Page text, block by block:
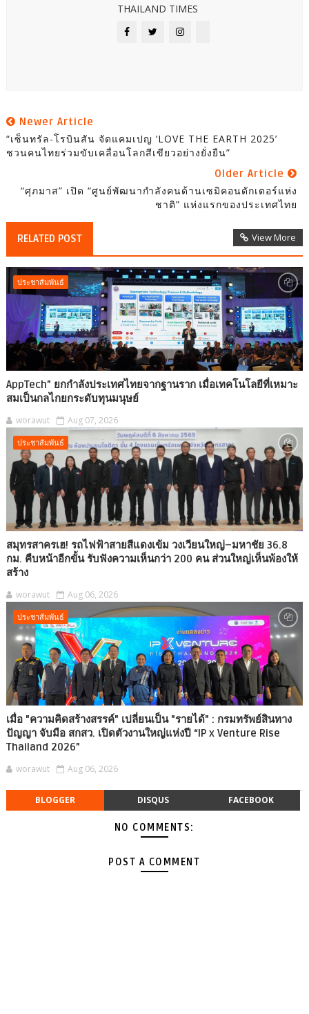
THAILAND TIMES
Newer Article
“เซ็นทรัล-โรบินสัน จัดแคมเปญ ‘LOVE THE EARTH 2025’
ชวนคนไทยร่วมขับเคลื่อนโลกสีเขียวอย่างยั่งยืน”
Older Article
“ศุภมาส” เปิด “ศูนย์พัฒนากำลังคนด้านเซมิคอนดักเตอร์แห่ง
ชาติ” แห่งแรกของประเทศไทย
RELATED POST View More
ประชาสัมพันธ์
AppTech”​ ยกกำลังประเทศไทยจากฐานราก เมื่อเทคโนโลยีที่เหมาะ
สมเป็นกลไกยกระดับทุนมนุษย์
worawut Aug 07, 2026
ประชาสัมพันธ์
สมุทรสาครเฮ! รถไฟฟ้าสายสีแดงเข้ม วงเวียนใหญ่–มหาชัย 36.8
กม. คืบหน้าอีกขั้น รับฟังความเห็นกว่า 200 คน ส่วนใหญ่เห็นพ้องให้
สร้าง
worawut Aug 06, 2026
ประชาสัมพันธ์
เมื่อ "ความคิดสร้างสรรค์" เปลี่ยนเป็น "รายได้" : กรมทรัพย์สินทาง
ปัญญา จับมือ สกสว. เปิดตัวงานใหญ่แห่งปี “IP x Venture Rise
Thailand 2026”
worawut Aug 06, 2026
BLOGGER DISQUS FACEBOOK
NO COMMENTS:
POST A COMMENT